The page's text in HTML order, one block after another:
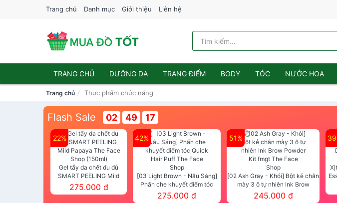
Trang chủ Danh mục Giới thiệu Liên hệ
TRANG CHỦ DƯỠNG DA TRANG ĐIỂM BODY TÓC NƯỚC HOA
Trang chủ Thực phẩm chức năng
Flash Sale 02 49 17
22%
Gel tẩy da chết đu đủ
SMART PEELING Mild
Papaya The Face Shop
(150ml)
275.000 đ
42%
[03 Light Brown - Nâu Sáng]
Phấn che khuyết điểm tóc
Quick Hair Puff The Face Shop
275.000 đ
51%
[02 Ash Gray - Khói] Bột kẻ chân
mày 3 ô tự nhiên Ink Brow
Powder Kit fmgt The Face Shop
245.000 đ